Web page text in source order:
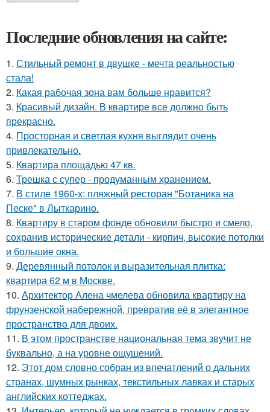
Последние обновления на сайте:
1. Стильный ремонт в двушке - мечта реальностью
стала!
2. Какая рабочая зона вам больше нравится?
3. Красивый дизайн. В квартире все должно быть
прекрасно.
4. Просторная и светлая кухня выглядит очень
привлекательно.
5. Квартира площадью 47 кв.
6. Трешка с супер - продуманным хранением.
7. В стиле 1960-х: пляжный ресторан "Ботаника на
Песке" в Лыткарино.
8. Квартиру в старом фонде обновили быстро и смело,
сохранив исторические детали - кирпич, высокие потолки
и большие окна.
9. Деревянный потолок и выразительная плитка:
квартира 62 м в Москве.
10. Архитектор Алена чмелева обновила квартиру на
фрунзенской набережной, превратив её в элегантное
пространство для двоих.
11. В этом пространстве национальная тема звучит не
буквально, а на уровне ощущений.
12. Этот дом словно собран из впечатлений о дальних
странах, шумных рынках, текстильных лавках и старых
английских коттеджах.